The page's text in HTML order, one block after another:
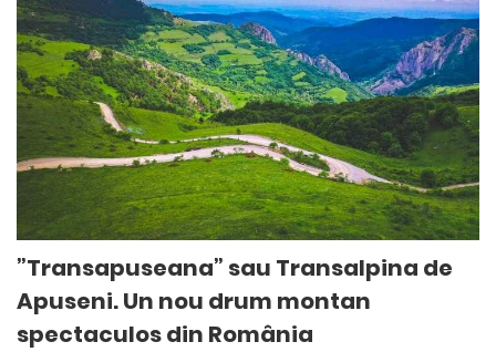
”Transapuseana” sau Transalpina de
Apuseni. Un nou drum montan
spectaculos din România